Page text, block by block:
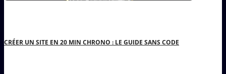
CRÉER UN SITE EN 20 MIN CHRONO : LE GUIDE SANS CODE